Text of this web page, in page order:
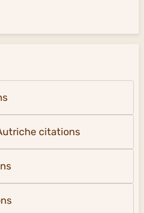
citations